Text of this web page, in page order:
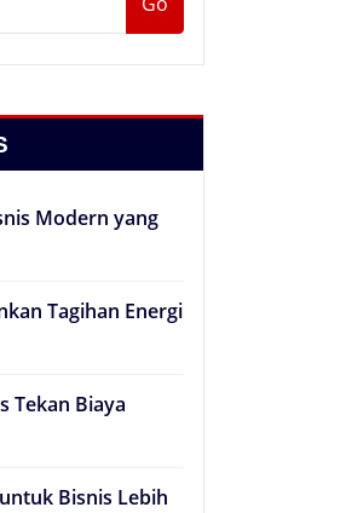
Modern yang
Tagihan Energi
Tekan Biaya
Bisnis Lebih